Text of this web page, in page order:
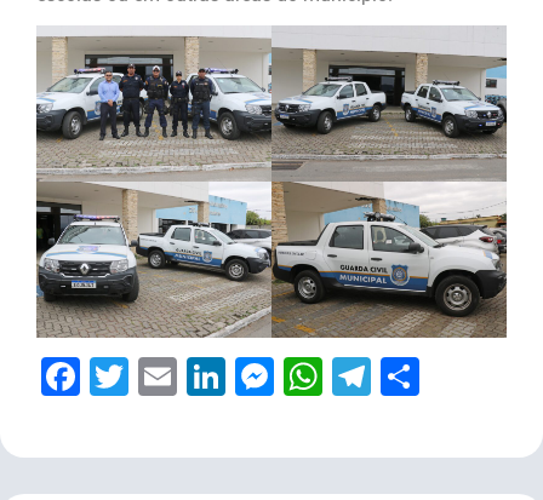
Facebook
Twitter
EmailLinkedIn
Messenger
WhatsApp
Telegram